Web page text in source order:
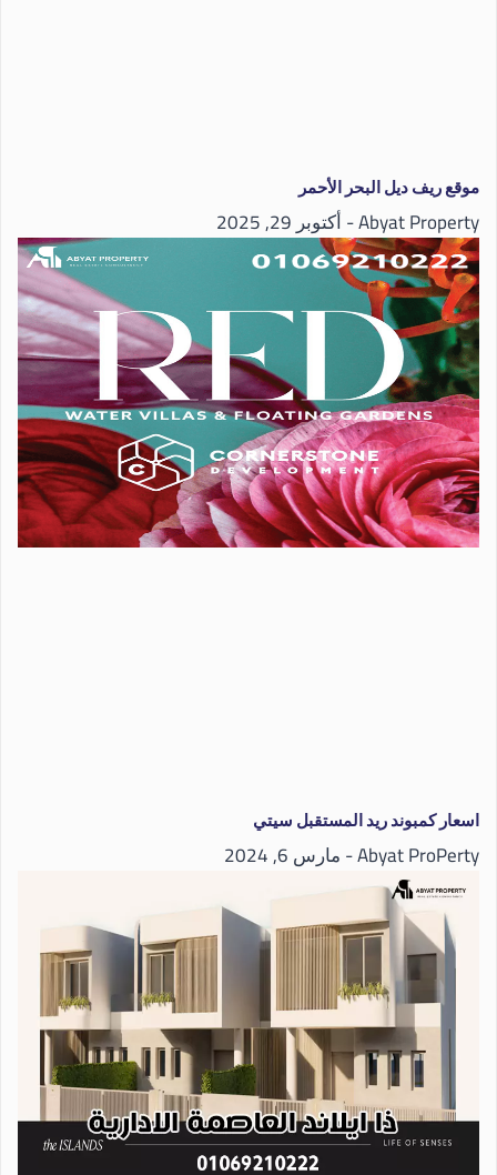
موقع ريف ديل البحر الأحمر
Abyat Property أكتوبر 29, 2025
اسعار كمبوند ريد المستقبل سيتي
Abyat ProPerty مارس 6, 2024